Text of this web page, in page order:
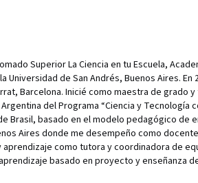
Superior La Ciencia en tu Escuela,
de San Andrés, Buenos Aires.
Barcelona. Inicié como maestra de grado
del Programa “Ciencia y Tecnología
basado en el modelo pedagógico de
Aires donde me desempeño como
como tutora y coordinadora de
basado en proyecto y enseñanza